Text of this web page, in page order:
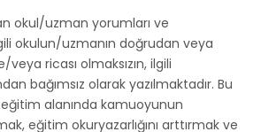
okul/uzman yorumları ve
okulun/uzmanın doğrudan veya
ricası olmaksızın, ilgili
bağımsız olarak yazılmaktadır. Bu
alanında kamuoyunun
eğitim okuryazarlığını arttırmak ve